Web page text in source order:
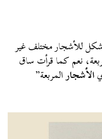
للأشجار مختلف غير
نعم كما قرأت ساق
الأشجارالمربعة”